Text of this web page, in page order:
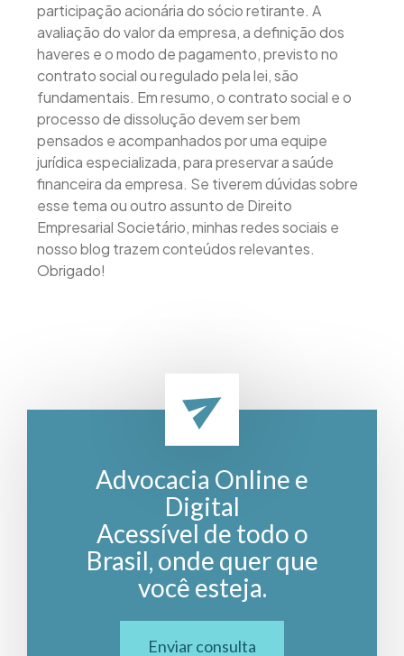
participação acionária do sócio retirante. A
avaliação do valor da empresa, a definição dos
haveres e o modo de pagamento, previsto no
contrato social ou regulado pela lei, são
fundamentais. Em resumo, o contrato social e o
processo de dissolução devem ser bem
pensados e acompanhados por uma equipe
jurídica especializada, para preservar a saúde
financeira da empresa. Se tiverem dúvidas sobre
esse tema ou outro assunto de Direito
Empresarial Societário, minhas redes sociais e
nosso blog trazem conteúdos relevantes.
Obrigado!
Advocacia Online e
Digital
Acessível de todo o
Brasil, onde quer que
você esteja.
Enviar consulta